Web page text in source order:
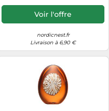
Voir l'offre
nordicnest.fr
Livraison à 6,90 €